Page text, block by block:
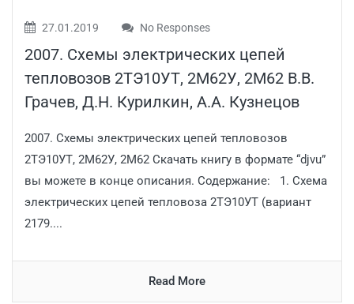
27.01.2019 No Responses
2007. Схемы электрических цепей
тепловозов 2ТЭ10УТ, 2М62У, 2М62 В.В.
Грачев, Д.Н. Курилкин, А.А. Кузнецов
2007. Схемы электрических цепей тепловозов
2ТЭ10УТ, 2М62У, 2М62 Скачать книгу в формате “djvu”
вы можете в конце описания. Содержание: 1. Схема
электрических цепей тепловоза 2ТЭ10УТ (вариант
2179....
Read More